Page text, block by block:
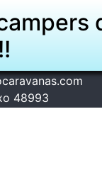
!!
48993